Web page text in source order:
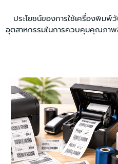
ประโยชน์ของการใช้เครื่องพิมพ์
อุตสาหกรรมในการควบคุมคุณภา